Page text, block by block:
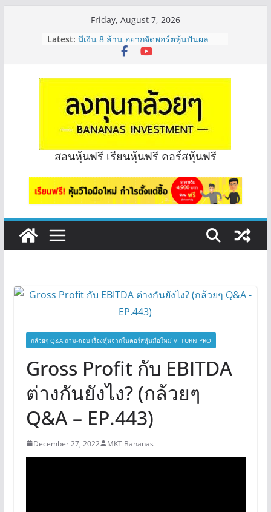
Friday, August 7, 2026
Latest: มีเงิน 8 ล้าน อยากจัดพอร์ตหุ้นปันผล
ระยะยาว อุตสาหกรรมไหนดี? | Q&A
หุ้นซอสภูเขาทอง Sauce เหมาะถือเป็น
หุ้นปันผลไหม? | Q&A กล้วยๆ EP.1166
OSP vs CBG vs ICHI ควร DCA ตัวไหน
ดี? | Q&A กล้วยๆ EP.1165
รีวิวงบกลุ่ม Bank หุ้นไหนเหมาะถือเอา
“ปันผล” | EP.175
จะเลือกหุ้นแต่ละตัว ต้องดู Short –
Long ของหุ้นตัวนั้นๆไหมคะ? | Q&A
สอนหุ้นฟรี เรียนหุ้นฟรี คอร์สหุ้นฟรี
กล้วยๆ Q&A ถาม-ตอบ เรื่องหุ้นจากในคอร์สหุ้นมือใหม่ VI TURN PRO
Gross Profit กับ EBITDA
ต่างกันยังไง? (กล้วยๆ
Q&A – EP.443)
December 27, 2022 MKT Bananas